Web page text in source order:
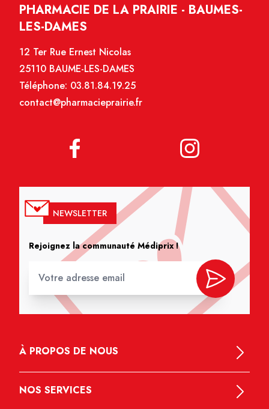
PHARMACIE DE LA PRAIRIE - BAUMES-
LES-DAMES
12 Ter Rue Ernest Nicolas
25110 BAUME-LES-DAMES
Téléphone: 03.81.84.19.25
contact@pharmacieprairie.fr
NEWSLETTER
Rejoignez la communauté Médiprix !
À PROPOS DE NOUS
NOS SERVICES